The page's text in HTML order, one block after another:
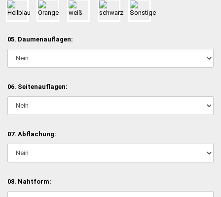
05. Daumenauflagen:
06. Seitenauflagen:
07. Abflachung:
08. Nahtform: